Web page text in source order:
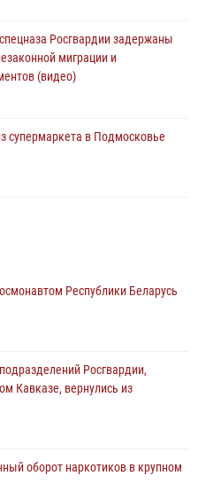
Росгвардии задержаны
миграции и
(видео)
супермаркета в Подмосковье
со Дня образования ОМОН
стал гостем эфира
Республики Беларусь
Росгвардии,
Кавказе, вернулись из
оборот наркотиков в крупном